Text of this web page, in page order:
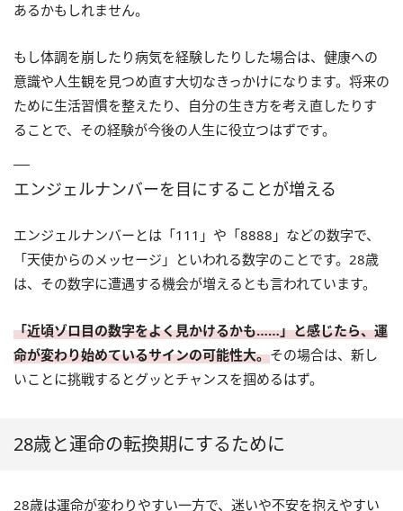
あるかもしれません。
もし体調を崩したり病気を経験したりした場合は、健康への
意識や人生観を見つめ直す大切なきっかけになります。将来の
ために生活習慣を整えたり、自分の生き方を考え直したりす
ることで、その経験が今後の人生に役立つはずです。
エンジェルナンバーを目にすることが増える
エンジェルナンバーとは「111」や「8888」などの数字で、
「天使からのメッセージ」といわれる数字のことです。28歳
は、その数字に遭遇する機会が増えるとも言われています。
「近頃ゾロ目の数字をよく見かけるかも……」と感じたら、運
命が変わり始めているサインの可能性大。その場合は、新し
いことに挑戦するとグッとチャンスを掴めるはず。
28歳と運命の転換期にするために
28歳は運命が変わりやすい一方で、迷いや不安を抱えやすい